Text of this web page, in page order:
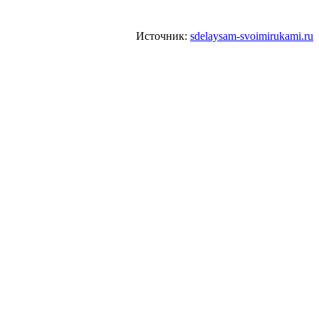
Источник: sdelaysam-svoimirukami.ru